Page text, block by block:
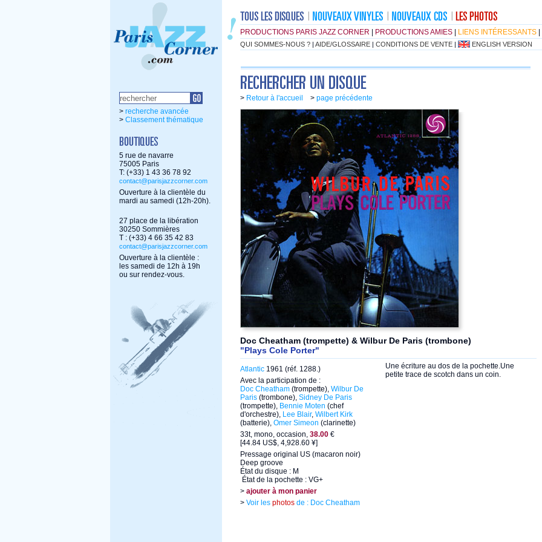
PRODUCTIONS PARIS JAZZ CORNER PRODUCTIONS AMIES LIENS INTÉRESSANTS
QUI SOMMES-NOUS ? | AIDE/GLOSSAIRE | CONDITIONS DE VENTE | ENGLISH VERSION
> recherche avancée
> Classement thématique
5 rue de navarre
75005 Paris
T: (+33) 1 43 36 78 92
contact@parisjazzcorner.com
Ouverture à la clientèle du
mardi au samedi (12h-20h).
27 place de la libération
30250 Sommières
T : (+33) 4 66 35 42 83
contact@parisjazzcorner.com
Ouverture à la clientèle :
les samedi de 12h à 19h
ou sur rendez-vous.
> Retour à l'accueil > page précédente
Doc Cheatham (trompette) & Wilbur De Paris (trombone)
"Plays Cole Porter"
Atlantic 1961 (réf. 1288.)
Avec la participation de :
Doc Cheatham (trompette), Wilbur De
Paris (trombone), Sidney De Paris
(trompette), Bennie Moten (chef
d'orchestre), Lee Blair, Wilbert Kirk
(batterie), Omer Simeon (clarinette)
33t, mono, occasion, 38.00 €
[44.84 US$, 4,928.60 ¥]
Pressage original US (macaron noir)
Deep groove
État du disque : M
État de la pochette : VG+
> ajouter à mon panier
> Voir les photos de : Doc Cheatham
Une écriture au dos de la pochette.Une
petite trace de scotch dans un coin.